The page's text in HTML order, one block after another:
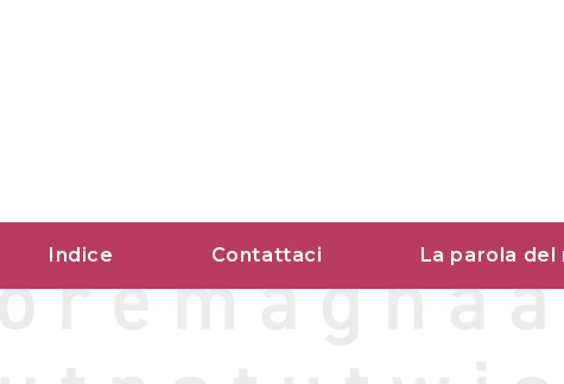
Indice Contattaci La parola del